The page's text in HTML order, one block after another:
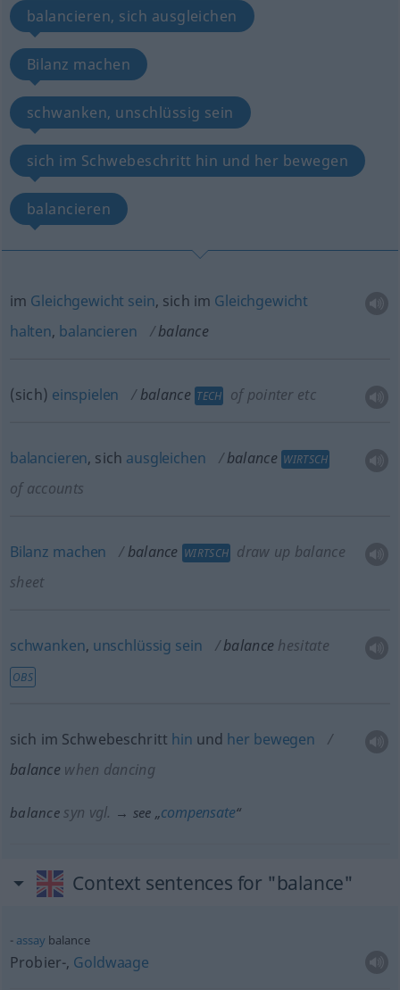
balancieren, sich ausgleichen
Bilanz machen
schwanken, unschlüssig sein
sich im Schwebeschritt hin und her bewegen
balancieren
im Gleichgewicht sein, sich im Gleichgewicht
halten, balancieren balance
(sich) einspielen balance TECH of pointeretc
balancieren, sich ausgleichen balance WIRTSCH
of accounts
Bilanz machen balance WIRTSCH draw up balance
sheet
schwanken, unschlüssig sein balance hesitate
OBS
sich im Schwebeschritt hin und her bewegen
balance when dancing
balance syn vgl. → see „compensate“
Context sentences for "balance"
assaybalance
Probier-, Goldwaage